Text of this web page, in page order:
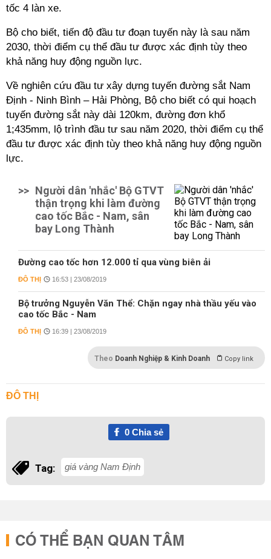
tốc 4 làn xe.
Bộ cho biết, tiến độ đầu tư đoạn tuyến này là sau năm
2030, thời điểm cụ thể đầu tư được xác định tùy theo
khả năng huy động nguồn lực.
Về nghiên cứu đầu tư xây dựng tuyến đường sắt Nam
Định - Ninh Bình – Hải Phòng, Bộ cho biết có qui hoạch
tuyến đường sắt này dài 120km, đường đơn khổ
1;435mm, lộ trình đầu tư sau năm 2020, thời điểm cụ thể
đầu tư được xác định tùy theo khả năng huy động nguồn
lực.
>> Người dân 'nhắc' Bộ GTVT
thận trọng khi làm đường
cao tốc Bắc - Nam, sân
bay Long Thành
Đường cao tốc hơn 12.000 tỉ qua vùng biên ải
ĐÔ THỊ 16:53 | 23/08/2019
Bộ trưởng Nguyễn Văn Thể: Chặn ngay nhà thầu yếu vào
cao tốc Bắc - Nam
ĐÔ THỊ 16:39 | 23/08/2019
Theo Doanh Nghiệp & Kinh Doanh Copy link
ĐÔ THỊ
0Chia sẻ
Tag: giá vàng Nam Định
CÓ THỂ BẠN QUAN TÂM